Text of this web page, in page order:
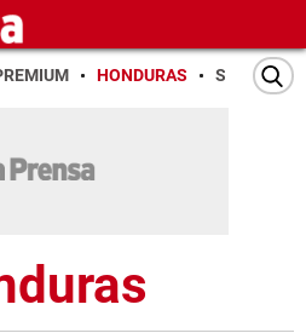
HONDURAS SAN PEDRO